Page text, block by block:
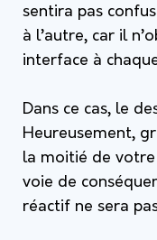
sentira pas
à l’autre, car il
interface à
Dans ce cas, le
Heureusement,
la moitié de
voie de
réactif ne sera